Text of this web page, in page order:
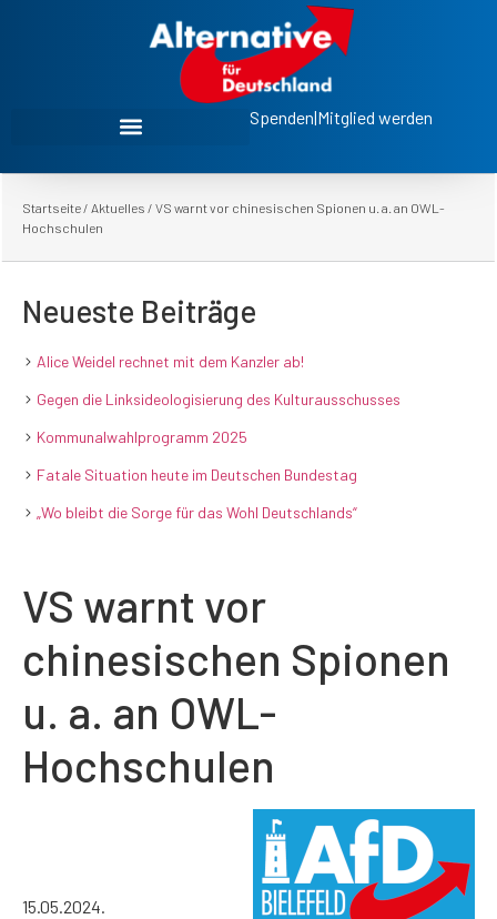
Spenden|Mitglied werden
Startseite / Aktuelles / VS warnt vor chinesischen Spionen u. a. an OWL-
Hochschulen
Neueste Beiträge
Alice Weidel rechnet mit dem Kanzler ab!
Gegen die Linksideologisierung des Kulturausschusses
Kommunalwahlprogramm 2025
Fatale Situation heute im Deutschen Bundestag
„Wo bleibt die Sorge für das Wohl Deutschlands“
VS warnt vor
chinesischen Spionen
u. a. an OWL-
Hochschulen
15.05.2024.